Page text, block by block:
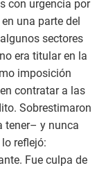
con urgencia por
una parte del
sectores
era titular en la
imposición
contratar a las
Sobrestimaron
tener– y nunca
reflejó:
Fue culpa de